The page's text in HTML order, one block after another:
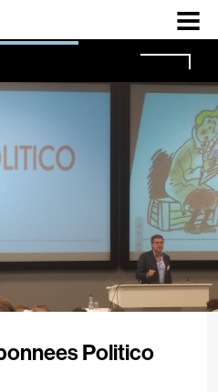
Politico